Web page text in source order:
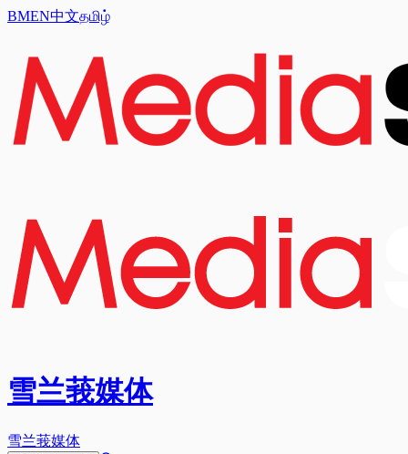
BMEN中文தமிழ்
雪兰莪媒体
雪兰莪媒体